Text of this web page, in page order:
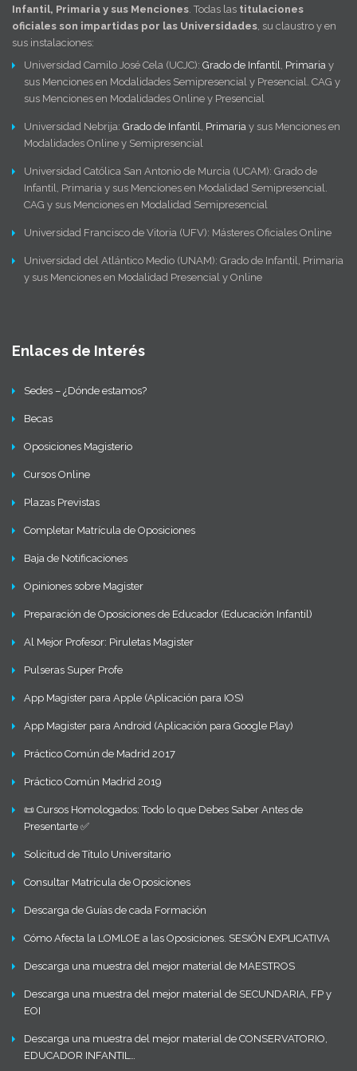
Infantil, Primaria y sus Menciones. Todas las titulaciones
oficiales son impartidas por las Universidades, su claustro y en
sus instalaciones:
Universidad Camilo José Cela (UCJC): Grado de Infantil, Primaria y
sus Menciones en Modalidades Semipresencial y Presencial. CAG y
sus Menciones en Modalidades Online y Presencial
Universidad Nebrija: Grado de Infantil, Primaria y sus Menciones en
Modalidades Online y Semipresencial
Universidad Católica San Antonio de Murcia (UCAM): Grado de
Infantil, Primaria y sus Menciones en Modalidad Semipresencial.
CAG y sus Menciones en Modalidad Semipresencial
Universidad Francisco de Vitoria (UFV): Másteres Oficiales Online
Universidad del Atlántico Medio (UNAM): Grado de Infantil, Primaria
y sus Menciones en Modalidad Presencial y Online
Enlaces de Interés
Sedes – ¿Dónde estamos?
Becas
Oposiciones Magisterio
Cursos Online
Plazas Previstas
Completar Matrícula de Oposiciones
Baja de Notificaciones
Opiniones sobre Magister
Preparación de Oposiciones de Educador (Educación Infantil)
Al Mejor Profesor: Piruletas Magister
Pulseras Super Profe
App Magister para Apple (Aplicación para IOS)
App Magister para Android (Aplicación para Google Play)
Práctico Común de Madrid 2017
Práctico Común Madrid 2019
📜 Cursos Homologados: Todo lo que Debes Saber Antes de
Presentarte ✅
Solicitud de Título Universitario
Consultar Matrícula de Oposiciones
Descarga de Guías de cada Formación
Cómo Afecta la LOMLOE a las Oposiciones. SESIÓN EXPLICATIVA
Descarga una muestra del mejor material de MAESTROS
Descarga una muestra del mejor material de SECUNDARIA, FP y
EOI
Descarga una muestra del mejor material de CONSERVATORIO,
EDUCADOR INFANTIL…